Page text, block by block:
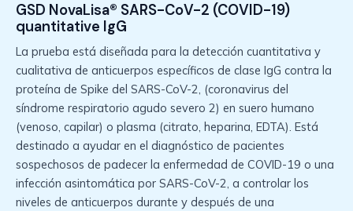
GSD NovaLisa® SARS-CoV-2 (COVID-19)
quantitative IgG
La prueba está diseñada para la detección cuantitativa y
cualitativa de anticuerpos específicos de clase IgG contra la
proteína de Spike del SARS-CoV-2, (coronavirus del
síndrome respiratorio agudo severo 2) en suero humano
(venoso, capilar) o plasma (citrato, heparina, EDTA). Está
destinado a ayudar en el diagnóstico de pacientes
sospechosos de padecer la enfermedad de COVID-19 o una
infección asintomática por SARS-CoV-2, a controlar los
niveles de anticuerpos durante y después de una